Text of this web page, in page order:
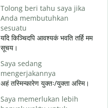
Tolong beri tahu saya jika
Anda membutuhkan
sesuatu
यदि किञ्चिदपि आवश्यकं भवति तर्हि मम
सूचय।
Saya sedang
mengerjakannya
अहं तस्मिन्कारेण युक्तः/युक्ता अस्मि।
Saya memerlukan lebih